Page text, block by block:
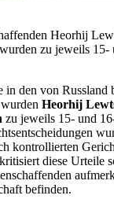
Heorhij
zu jeweils 15-
in den von Russland
Heorhij
zu jeweils 15- und
kontrollierten
diese Urteile
befinden.